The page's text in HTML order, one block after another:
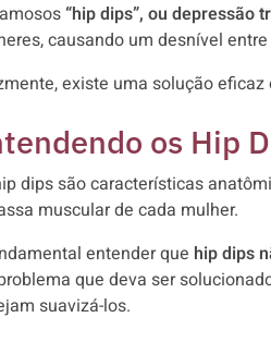
“hip dips”, ou depressão
causando um desnível
existe uma solução eficaz
os Hip
dips são características
muscular de cada mulher.
entender que hip dips
que deva ser
suavizá-los.